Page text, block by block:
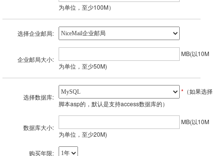
为单位，至少100M）
选择企业邮局:
企业邮局大小:
MB(以10M
为单位，至少50M)
选择数据库:
* （如果选择
脚本asp的，默认是支持access数据库的）
数据库大小:
MB(以10M
为单位，至少20M)
购买年限: